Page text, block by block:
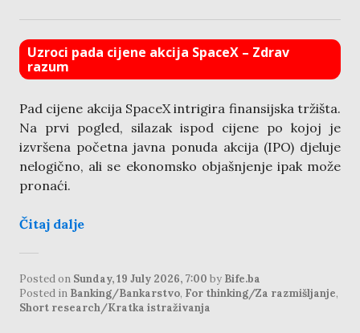
Uzroci pada cijene akcija SpaceX – Zdrav
razum
Pad cijene akcija SpaceX intrigira finansijska tržišta.
Na prvi pogled, silazak ispod cijene po kojoj je
izvršena početna javna ponuda akcija (IPO) djeluje
nelogično, ali se ekonomsko objašnjenje ipak može
pronaći.
Čitaj dalje
Posted on Sunday, 19 July 2026, 7:00 by Bife.ba
Posted in Banking/Bankarstvo, For thinking/Za razmišljanje,
Short research/Kratka istraživanja